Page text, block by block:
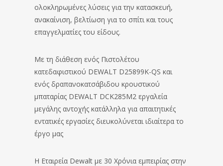
ολοκληρωμένες λύσεις για την κατασκευή,
ανακαίνιση, βελτίωση για το σπίτι και τους
επαγγελματίες του είδους.
Με τη διάθεση ενός Πιστολέτου
κατεδαφιστικού DEWALT D25899K-QS και
ενός δραπανοκατσάβιδου κρουστικού
μπαταρίας DEWALT DCK285M2 εργαλεία
μεγάλης αντοχής κατάλληλα για απαιτητικές
εντατικές εργασίες διευκολύνεται ιδιαίτερα το
έργο μας
Η Εταιρεία Dewalt με 30 Χρόνια εμπειρίας στην